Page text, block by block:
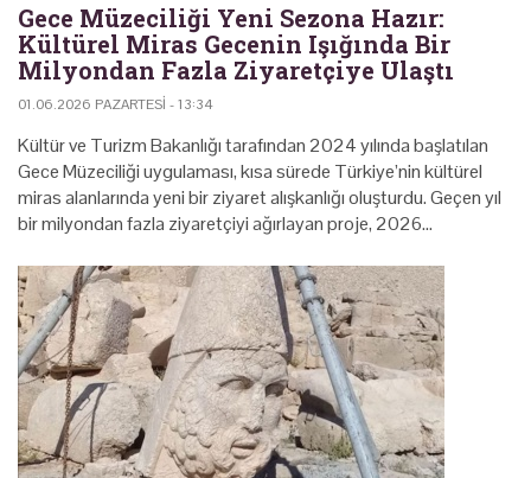
Gece Müzeciliği Yeni Sezona Hazır:
Kültürel Miras Gecenin Işığında Bir
Milyondan Fazla Ziyaretçiye Ulaştı
01.06.2026 PAZARTESI - 13:34
Kültür ve Turizm Bakanlığı tarafından 2024 yılında başlatılan
Gece Müzeciliği uygulaması, kısa sürede Türkiye’nin kültürel
miras alanlarında yeni bir ziyaret alışkanlığı oluşturdu. Geçen yıl
bir milyondan fazla ziyaretçiyi ağırlayan proje, 2026…